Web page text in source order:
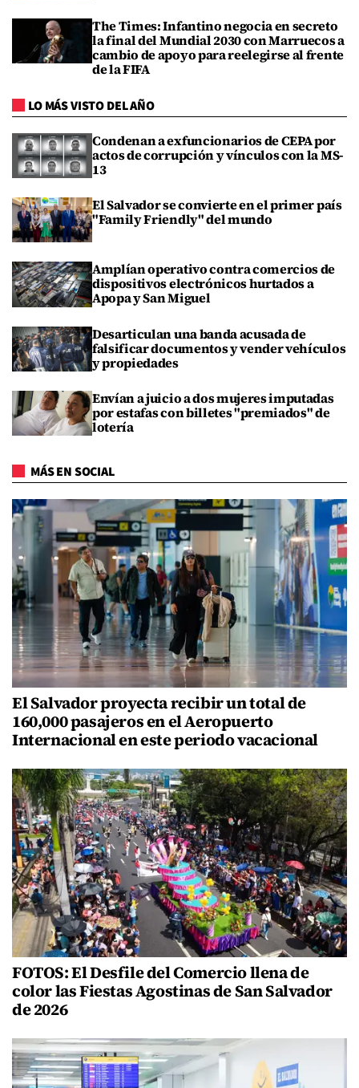
The Times: Infantino negocia en secreto
la final del Mundial 2030 con Marruecos a
cambio de apoyo para reelegirse al frente
de la FIFA
LO MÁS VISTO DEL AÑO
Condenan a exfuncionarios de CEPA por
actos de corrupción y vínculos con la MS-
13
El Salvador se convierte en el primer país
"Family Friendly" del mundo
Amplían operativo contra comercios de
dispositivos electrónicos hurtados a
Apopa y San Miguel
Desarticulan una banda acusada de
falsificar documentos y vender vehículos
y propiedades
Envían a juicio a dos mujeres imputadas
por estafas con billetes "premiados" de
lotería
MÁS EN SOCIAL
El Salvador proyecta recibir un total de
160,000 pasajeros en el Aeropuerto
Internacional en este periodo vacacional
FOTOS: El Desfile del Comercio llena de
color las Fiestas Agostinas de San Salvador
de 2026